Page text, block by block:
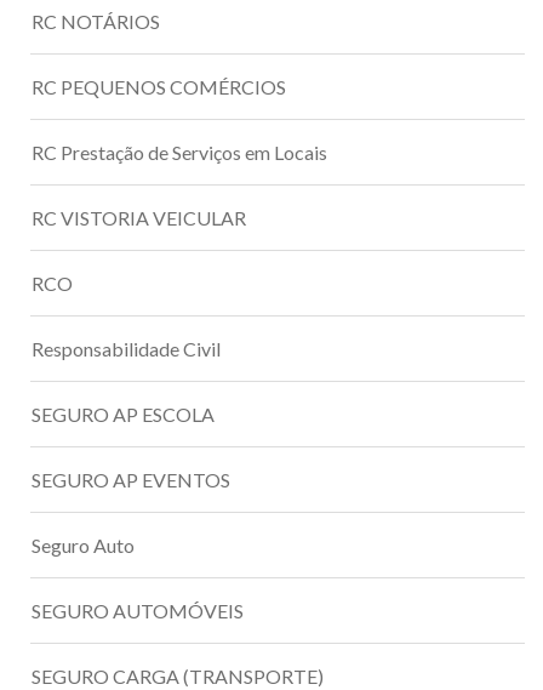
RC NOTÁRIOS
RC PEQUENOS COMÉRCIOS
RC Prestação de Serviços em Locais
RC VISTORIA VEICULAR
RCO
Responsabilidade Civil
SEGURO AP ESCOLA
SEGURO AP EVENTOS
Seguro Auto
SEGURO AUTOMÓVEIS
SEGURO CARGA (TRANSPORTE)